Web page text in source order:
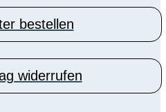
bestellen
widerrufen